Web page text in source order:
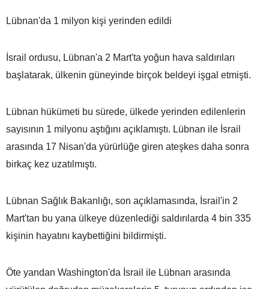
Lübnan'da 1 milyon kişi yerinden edildi
İsrail ordusu, Lübnan'a 2 Mart'ta yoğun hava saldırıları
başlatarak, ülkenin güneyinde birçok beldeyi işgal etmişti.
Lübnan hükümeti bu sürede, ülkede yerinden edilenlerin
sayısının 1 milyonu aştığını açıklamıştı. Lübnan ile İsrail
arasında 17 Nisan'da yürürlüğe giren ateşkes daha sonra
birkaç kez uzatılmıştı.
Lübnan Sağlık Bakanlığı, son açıklamasında, İsrail'in 2
Mart'tan bu yana ülkeye düzenlediği saldırılarda 4 bin 335
kişinin hayatını kaybettiğini bildirmişti.
Öte yandan Washington'da İsrail ile Lübnan arasında